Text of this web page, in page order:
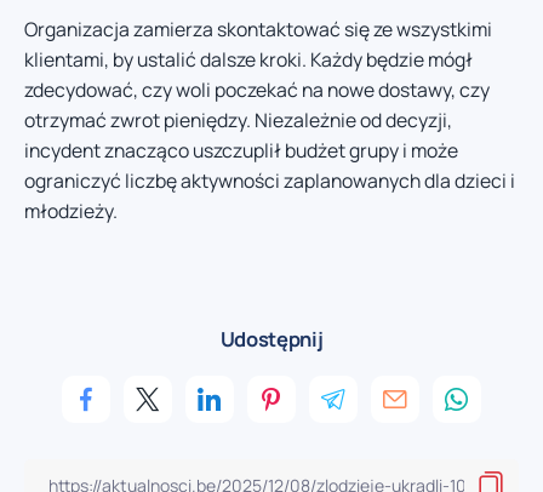
Organizacja zamierza skontaktować się ze wszystkimi
klientami, by ustalić dalsze kroki. Każdy będzie mógł
zdecydować, czy woli poczekać na nowe dostawy, czy
otrzymać zwrot pieniędzy. Niezależnie od decyzji,
incydent znacząco uszczuplił budżet grupy i może
ograniczyć liczbę aktywności zaplanowanych dla dzieci i
młodzieży.
Udostępnij